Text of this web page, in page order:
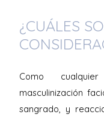
¿CUÁLES
Como
masculinización
sangrado, y